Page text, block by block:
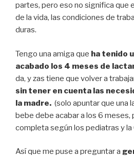
partes, pero eso no significa que
de la vida, las condiciones de
duras.
Tengo una amiga que ha tenido
acabado los 4 meses de
da, y zas tiene que volver a
sin tener en cuenta las
la madre. (solo apuntar que una
bebe debe acabar a los 6 meses,
completa según los pediatras y la
Así que me puse a preguntar a